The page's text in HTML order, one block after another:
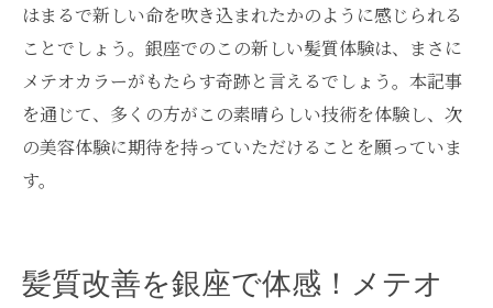
はまるで新しい命を吹き込まれたかのように感じられる
ことでしょう。銀座でのこの新しい髪質体験は、まさに
メテオカラーがもたらす奇跡と言えるでしょう。本記事
を通じて、多くの方がこの素晴らしい技術を体験し、次
の美容体験に期待を持っていただけることを願っていま
す。
髪質改善を銀座で体感！メテオ